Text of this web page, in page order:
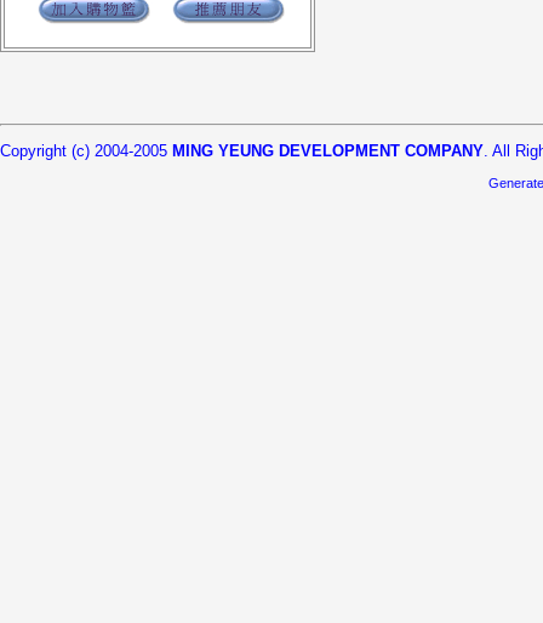
Copyright (c) 2004-2005 MING YEUNG DEVELOPMENT COMPANY. All